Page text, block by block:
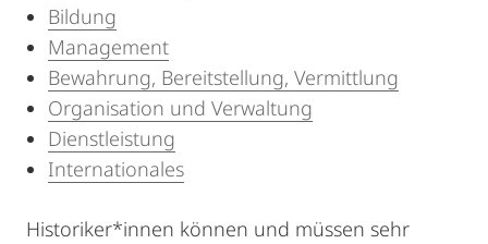
Bildung
Management
Bewahrung, Bereitstellung, Vermittlung
Organisation und Verwaltung
Dienstleistung
Internationales
Historiker*innen können und müssen sehr